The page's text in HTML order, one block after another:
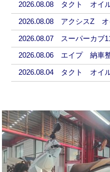
2026.08.08 タクト オイ
2026.08.08 アクシスZ オ
2026.08.07 スーパーカブ
2026.08.06 エイプ 納車
2026.08.04 タクト オイ